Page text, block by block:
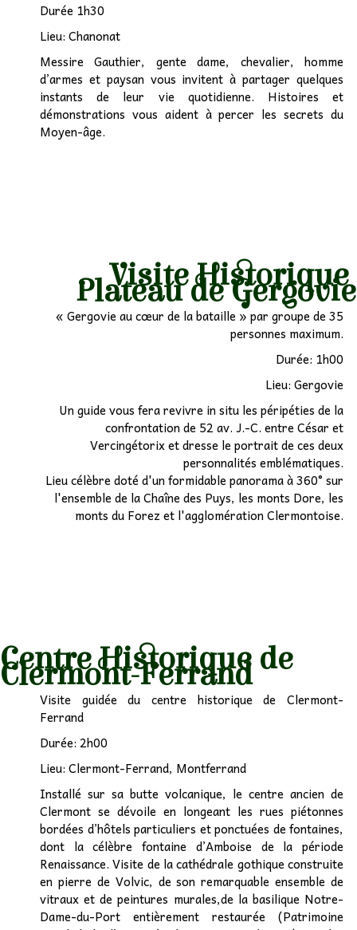
Durée 1h30
Lieu: Chanonat
Messire Gauthier, gente dame, chevalier, homme
d’armes et paysan vous invitent à partager quelques
instants de leur vie quotidienne. Histoires et
démonstrations vous aident à percer les secrets du
Moyen-âge.
Visite
Plateau de
« Gergovie au cœur de la bataille » par groupe de 35
personnes maximum.
Durée: 1h00
Lieu: Gergovie
Un guide vous fera revivre in situ les péripéties de la
confrontation de 52 av. J.-C. entre César et
Vercingétorix et dresse le portrait de ces deux
personnalités emblématiques.
Lieu célèbre doté d'un formidable panorama à 360° sur
l'ensemble de la Chaîne des Puys, les monts Dore, les
monts du Forez et l'agglomération Clermontoise.
Centre Historique de
Clermont-Ferrand
Visite guidée du centre historique de Clermont-
Ferrand
Durée: 2h00
Lieu: Clermont-Ferrand, Montferrand
Installé sur sa butte volcanique, le centre ancien de
Clermont se dévoile en longeant les rues piétonnes
bordées d’hôtels particuliers et ponctuées de fontaines,
dont la célèbre fontaine d’Amboise de la période
Renaissance. Visite de la cathédrale gothique construite
en pierre de Volvic, de son remarquable ensemble de
vitraux et de peintures murales,de la basilique Notre-
Dame-du-Port entièrement restaurée (Patrimoine